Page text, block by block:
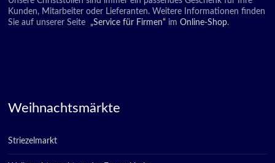
Kunden, Mitarbeiter oder Lieferanten. Weitere Informationen finden
Sie auf unserer Seite
„Service für Firmen“ im Online-Shop.
Weihnachtsmärkte
Striezelmarkt